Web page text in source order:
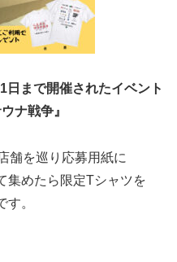
まで開催されたイベント
ナ戦争』
舗を巡り応募用紙に
集めたら限定Tシャツを
。